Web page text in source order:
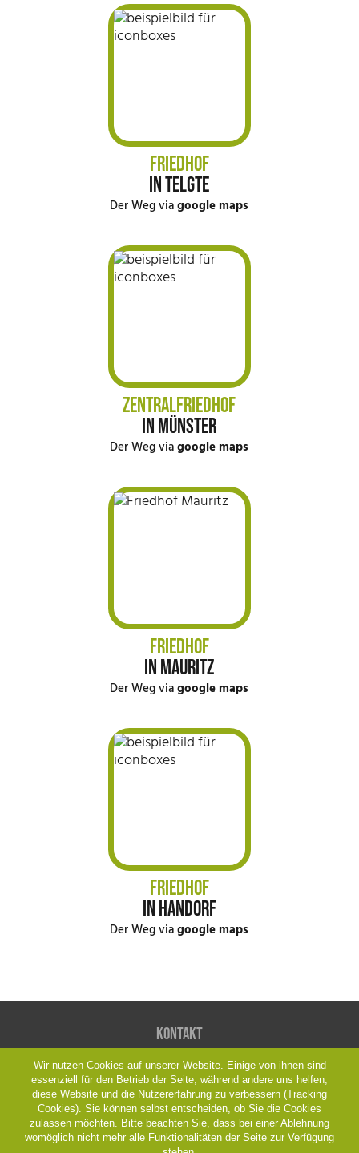
FRIEDHOF
IN TELGTE
Der Weg viagoogle maps
ZENTRALFRIEDHOF
IN MÜNSTER
Der Weg viagoogle maps
FRIEDHOF
IN MAURITZ
Der Weg viagoogle maps
FRIEDHOF
IN HANDORF
Der Weg viagoogle maps
Kontakt
Friedhofsgärtnerei Böttcher
Christian Böttcher
Lauheide 15, 48291 Telgte
Fon: 02504 2201
www.lauheide.de
Wir nutzen Cookies auf unserer Website. Einige von ihnen sind
essenziell für den Betrieb der Seite, während andere uns helfen,
diese Website und die Nutzererfahrung zu verbessern (Tracking
Cookies). Sie können selbst entscheiden, ob Sie die Cookies
zulassen möchten. Bitte beachten Sie, dass bei einer Ablehnung
womöglich nicht mehr alle Funktionalitäten der Seite zur Verfügung